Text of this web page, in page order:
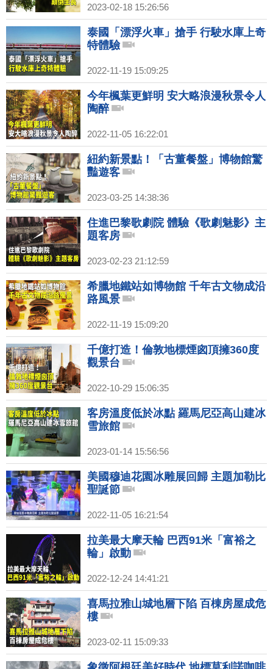
2023-02-18 15:26:56
泰國「漂浮火車」搶手 行駛水庫上奇
特體驗
2022-11-19 15:09:25
今年楓葉更鮮明 安大略浪漫秋景令人
陶醉
2022-11-05 16:22:01
紐約新景點！「古董餐盤」博物館驚
豔遊客
2023-03-25 14:38:36
住進巴黎歌劇院 體驗《歌劇魅影》主
題客房
2023-02-23 21:12:59
希臘地鐵站如博物館 千年古文物成沿
路風景
2022-11-19 15:09:20
千億打造！倫敦地標煙囪頂擁360度
觀景台
2022-10-29 15:06:35
客房溫度低於冰點 羅馬尼亞高山建冰
雪旅館
2023-01-14 15:56:56
美國穆迪花園冰雕展回歸 主題加勒比
聖誕節
2022-11-05 16:21:54
拉美最大摩天輪 巴西91米「富裕之
輪」啟動
2022-12-24 14:41:21
喜馬拉雅山城地層下陷 百棟房屋成危
樓
2023-02-11 15:09:33